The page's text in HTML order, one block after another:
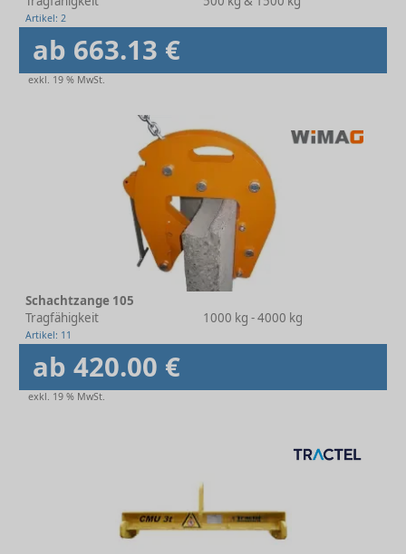
Artikel: 2
ab 663.13 €
exkl. 19 % MwSt.
Schachtzange 105
Tragfähigkeit
1000 kg - 4000 kg
Artikel: 11
ab 420.00 €
exkl. 19 % MwSt.